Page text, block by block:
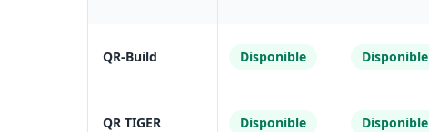
QR-Build Disponible Disponible
QR TIGER Disponible Disponible